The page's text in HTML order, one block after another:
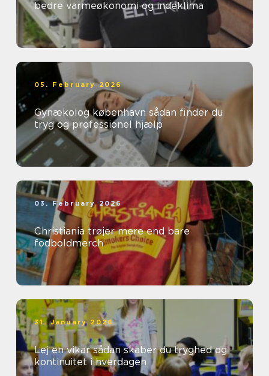
bedre varmeøkonomi og indeklima
05. February 2026
Gynækolog københavn sådan finder du
tryg og professionel hjælp
03. February 2026
Christiania trøjer mere end bare
fodboldmerch
31. January 2026
Lej en vikar sådan skaber du tryghed og
kontinuitet i hverdagen